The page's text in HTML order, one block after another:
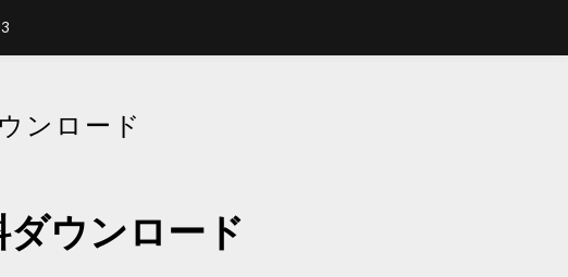
ンロード
ウンロード